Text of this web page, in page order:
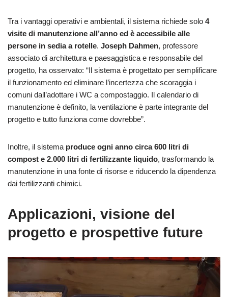
Tra i vantaggi operativi e ambientali, il sistema richiede solo 4
visite di manutenzione all’anno ed è accessibile alle
persone in sedia a rotelle. Joseph Dahmen, professore
associato di architettura e paesaggistica e responsabile del
progetto, ha osservato: “Il sistema è progettato per semplificare
il funzionamento ed eliminare l’incertezza che scoraggia i
comuni dall’adottare i WC a compostaggio. Il calendario di
manutenzione è definito, la ventilazione è parte integrante del
progetto e tutto funziona come dovrebbe”.
Inoltre, il sistema produce ogni anno circa 600 litri di
compost e 2.000 litri di fertilizzante liquido, trasformando la
manutenzione in una fonte di risorse e riducendo la dipendenza
dai fertilizzanti chimici.
Applicazioni, visione del
progetto e prospettive future